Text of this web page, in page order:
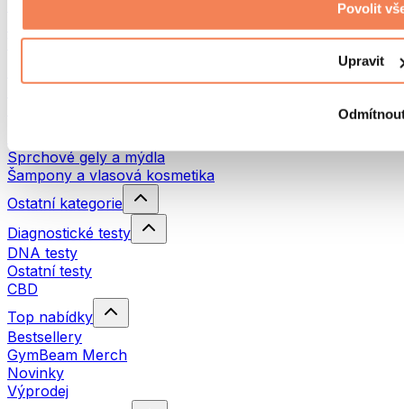
Povolit
Upravit
Red Light Therapy
Vodní filtry a konvice
Sprchové gely a mýdla
Šampony a vlasová kosmetika
Ostatní kategorie
Diagnostické testy
DNA testy
Ostatní testy
CBD
Top nabídky
Bestsellery
GymBeam Merch
Novinky
Výprodej